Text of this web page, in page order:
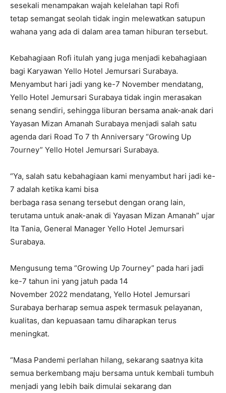
sesekali menampakan wajah kelelahan tapi Rofi
tetap semangat seolah tidak ingin melewatkan satupun
wahana yang ada di dalam area taman hiburan tersebut.
Kebahagiaan Rofi itulah yang juga menjadi kebahagiaan
bagi Karyawan Yello Hotel Jemursari Surabaya.
Menyambut hari jadi yang ke-7 November mendatang,
Yello Hotel Jemursari Surabaya tidak ingin merasakan
senang sendiri, sehingga liburan bersama anak-anak dari
Yayasan Mizan Amanah Surabaya menjadi salah satu
agenda dari Road To 7 th Anniversary “Growing Up
7ourney” Yello Hotel Jemursari Surabaya.
“Ya, salah satu kebahagiaan kami menyambut hari jadi ke-
7 adalah ketika kami bisa
berbaga rasa senang tersebut dengan orang lain,
terutama untuk anak-anak di Yayasan Mizan Amanah” ujar
Ita Tania, General Manager Yello Hotel Jemursari
Surabaya.
Mengusung tema “Growing Up 7ourney” pada hari jadi
ke-7 tahun ini yang jatuh pada 14
November 2022 mendatang, Yello Hotel Jemursari
Surabaya berharap semua aspek termasuk pelayanan,
kualitas, dan kepuasaan tamu diharapkan terus
meningkat.
“Masa Pandemi perlahan hilang, sekarang saatnya kita
semua berkembang maju bersama untuk kembali tumbuh
menjadi yang lebih baik dimulai sekarang dan